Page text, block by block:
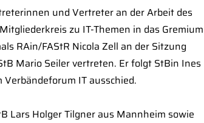
und Vertreter an der Arbeit des
zu IT-Themen in das Gremium
RAin/FAStR Nicola Zell an der Sitzung
Mario Seiler vertreten. Er folgt StBin Ines
IT ausschied.
Lars Holger Tilgner aus Mannheim sowie